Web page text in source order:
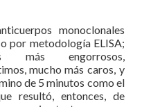
monoclonales
por metodología ELISA;
más engorrosos,
mucho más caros, y
de 5 minutos como el
resultó, entonces, de